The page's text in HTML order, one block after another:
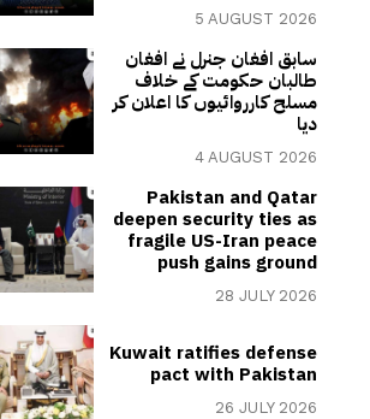
5 AUGUST 2026
سابق افغان جنرل نے افغان
طالبان حکومت کے خلاف
مسلح کارروائیوں کا اعلان کر
دیا
4 AUGUST 2026
Pakistan and Qatar
deepen security ties as
fragile US-Iran peace
push gains ground
28 JULY 2026
Kuwait ratifies defense
pact with Pakistan
26 JULY 2026